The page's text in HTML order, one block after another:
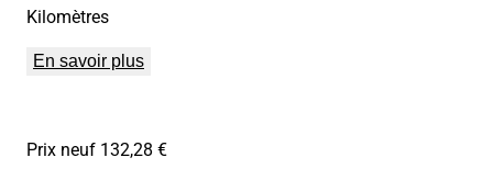
Kilomètres
En savoir plus
Prix neuf 132,28 €